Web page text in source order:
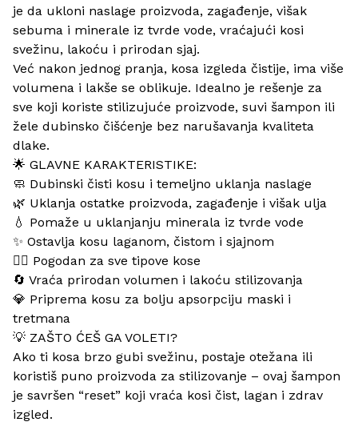
je da ukloni naslage proizvoda, zagađenje, višak
sebuma i minerale iz tvrde vode, vraćajući kosi
svežinu, lakoću i prirodan sjaj.
Već nakon jednog pranja, kosa izgleda čistije, ima više
volumena i lakše se oblikuje. Idealno je rešenje za
sve koji koriste stilizujuće proizvode, suvi šampon ili
žele dubinsko čišćenje bez narušavanja kvaliteta
dlake.
🌟 GLAVNE KARAKTERISTIKE:
🧼 Dubinski čisti kosu i temeljno uklanja naslage
🌿 Uklanja ostatke proizvoda, zagađenje i višak ulja
💧 Pomaže u uklanjanju minerala iz tvrde vode
✨ Ostavlja kosu laganom, čistom i sjajnom
💆‍♀️ Pogodan za sve tipove kose
🔄 Vraća prirodan volumen i lakoću stilizovanja
💎 Priprema kosu za bolju apsorpciju maski i
tretmana
💡 ZAŠTO ĆEŠ GA VOLETI?
Ako ti kosa brzo gubi svežinu, postaje otežana ili
koristiš puno proizvoda za stilizovanje – ovaj šampon
je savršen “reset” koji vraća kosi čist, lagan i zdrav
izgled.